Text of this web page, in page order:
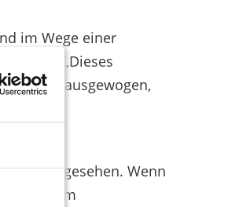
im Wege einer
„Dieses
unausgewogen,
AG gesehen. Wenn
aus dem